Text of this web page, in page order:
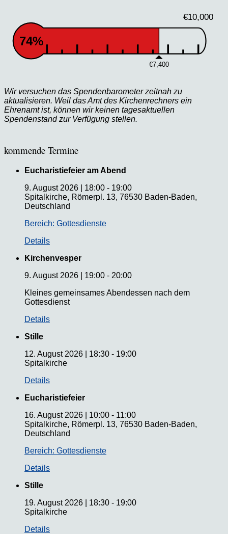
€10,000
€7,400
74%
Wir versuchen das Spendenbarometer zeitnah zu
aktualisieren. Weil das Amt des Kirchenrechners ein
Ehrenamt ist, können wir keinen tagesaktuellen
Spendenstand zur Verfügung stellen.
kommende Termine
Eucharistiefeier am Abend
9. August 2026
18:00 - 19:00
Spitalkirche, Römerpl. 13, 76530 Baden-Baden,
Deutschland
Bereich: Gottesdienste
Details
Kirchenvesper
9. August 2026
19:00 - 20:00
Kleines gemeinsames Abendessen nach dem
Gottesdienst
Details
Stille
12. August 2026
18:30 - 19:00
Spitalkirche
Details
Eucharistiefeier
16. August 2026
10:00 - 11:00
Spitalkirche, Römerpl. 13, 76530 Baden-Baden,
Deutschland
Bereich: Gottesdienste
Details
Stille
19. August 2026
18:30 - 19:00
Spitalkirche
Details